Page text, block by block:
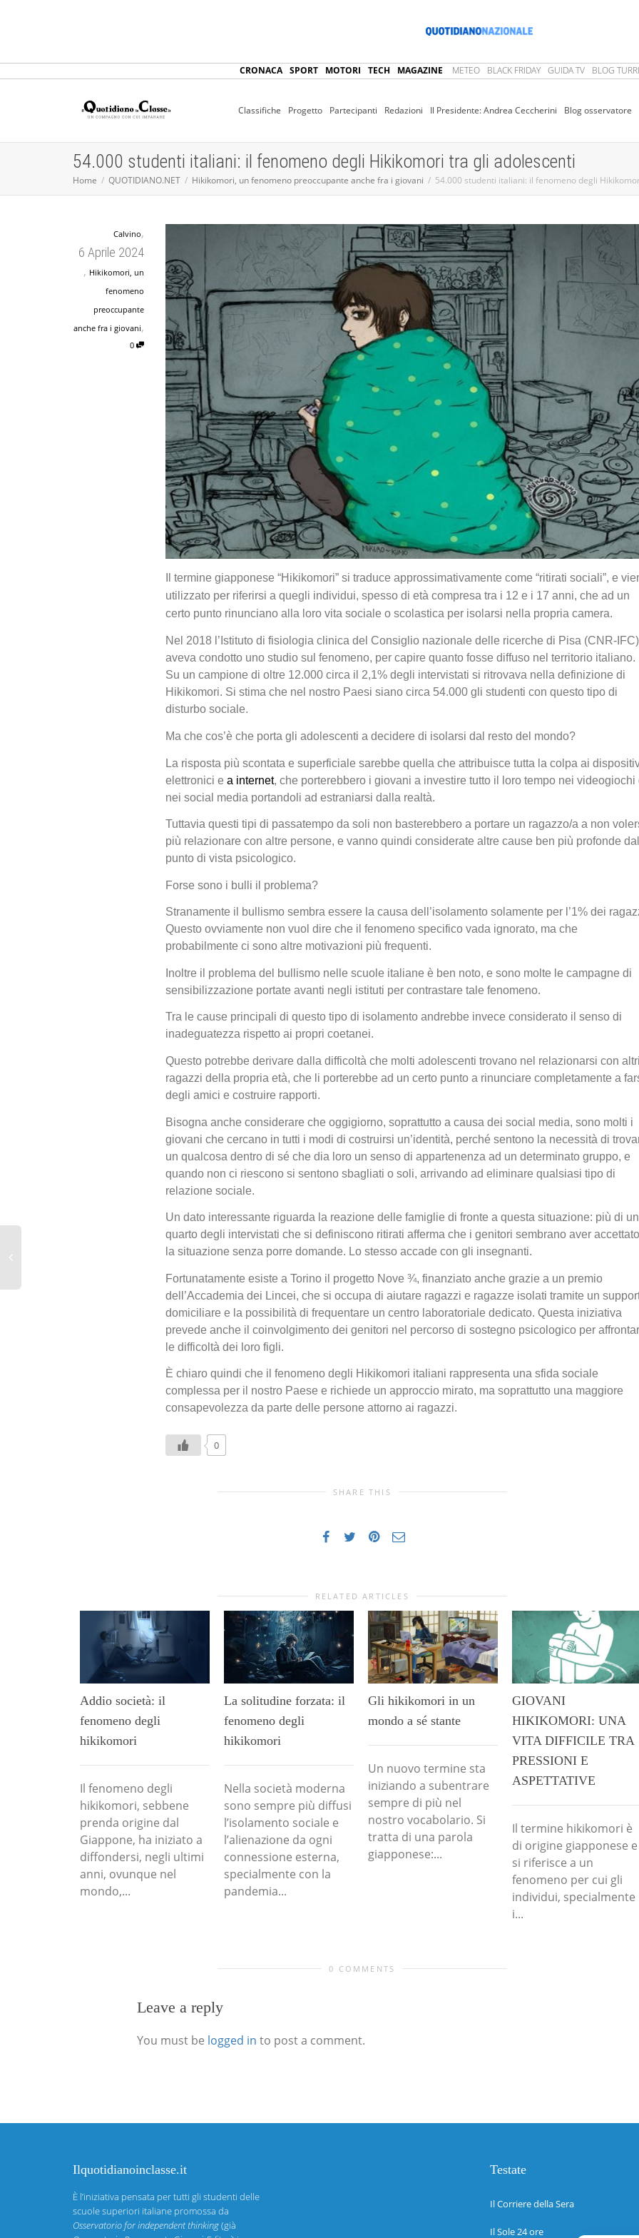
CRONACA SPORT MOTORI TECH MAGAZINE METEO BLACK FRIDAY GUIDA TV BLOG
Classifiche Progetto Partecipanti Redazioni Il Presidente: Andrea Ceccherini Blog osservatore
54.000 studenti italiani: il fenomeno degli Hikikomori tra gli adolescenti
Home QUOTIDIANO.NET Hikikomori, un fenomeno preoccupante anche fra i giovani 54.000 studenti italiani: il fenomeno degli
Calvino,
6 Aprile 2024
, Hikikomori, un
fenomeno
preoccupante
anche fra i giovani,
0
Il termine giapponese “Hikikomori” si traduce approssimativamente come “ritirati sociali”, e
utilizzato per riferirsi a quegli individui, spesso di età compresa tra i 12 e i 17 anni, che ad un
certo punto rinunciano alla loro vita sociale o scolastica per isolarsi nella propria camera.
Nel 2018 l’Istituto di fisiologia clinica del Consiglio nazionale delle ricerche di Pisa (CNR-IFC)
aveva condotto uno studio sul fenomeno, per capire quanto fosse diffuso nel territorio italiano.
Su un campione di oltre 12.000 circa il 2,1% degli intervistati si ritrovava nella definizione di
Hikikomori. Si stima che nel nostro Paesi siano circa 54.000 gli studenti con questo tipo di
disturbo sociale.
Ma che cos’è che porta gli adolescenti a decidere di isolarsi dal resto del mondo?
La risposta più scontata e superficiale sarebbe quella che attribuisce tutta la colpa ai
elettronici e a internet, che porterebbero i giovani a investire tutto il loro tempo nei videogiochi
nei social media portandoli ad estraniarsi dalla realtà.
Tuttavia questi tipi di passatempo da soli non basterebbero a portare un ragazzo/a a non
più relazionare con altre persone, e vanno quindi considerate altre cause ben più profonde dal
punto di vista psicologico.
Forse sono i bulli il problema?
Stranamente il bullismo sembra essere la causa dell’isolamento solamente per l’1% dei
Questo ovviamente non vuol dire che il fenomeno specifico vada ignorato, ma che
probabilmente ci sono altre motivazioni più frequenti.
Inoltre il problema del bullismo nelle scuole italiane è ben noto, e sono molte le campagne di
sensibilizzazione portate avanti negli istituti per contrastare tale fenomeno.
Tra le cause principali di questo tipo di isolamento andrebbe invece considerato il senso di
inadeguatezza rispetto ai propri coetanei.
Questo potrebbe derivare dalla difficoltà che molti adolescenti trovano nel relazionarsi con altri
ragazzi della propria età, che li porterebbe ad un certo punto a rinunciare completamente a
degli amici e costruire rapporti.
Bisogna anche considerare che oggigiorno, soprattutto a causa dei social media, sono molti i
giovani che cercano in tutti i modi di costruirsi un’identità, perché sentono la necessità di
un qualcosa dentro di sé che dia loro un senso di appartenenza ad un determinato gruppo, e
quando non ci riescono si sentono sbagliati o soli, arrivando ad eliminare qualsiasi tipo di
relazione sociale.
Un dato interessante riguarda la reazione delle famiglie di fronte a questa situazione: più di un
quarto degli intervistati che si definiscono ritirati afferma che i genitori sembrano aver accettato
la situazione senza porre domande. Lo stesso accade con gli insegnanti.
Fortunatamente esiste a Torino il progetto Nove ¾, finanziato anche grazie a un premio
dell’Accademia dei Lincei, che si occupa di aiutare ragazzi e ragazze isolati tramite un
domiciliare e la possibilità di frequentare un centro laboratoriale dedicato. Questa iniziativa
prevede anche il coinvolgimento dei genitori nel percorso di sostegno psicologico per
le difficoltà dei loro figli.
È chiaro quindi che il fenomeno degli Hikikomori italiani rappresenta una sfida sociale
complessa per il nostro Paese e richiede un approccio mirato, ma soprattutto una maggiore
consapevolezza da parte delle persone attorno ai ragazzi.
0
SHARE THIS
RELATED ARTICLES
Addio società: il
fenomeno degli
hikikomori
Il fenomeno degli
hikikomori, sebbene
prenda origine dal
Giappone, ha iniziato a
diffondersi, negli ultimi
anni, ovunque nel
mondo,...
La solitudine forzata: il
fenomeno degli
hikikomori
Nella società moderna
sono sempre più diffusi
l’isolamento sociale e
l’alienazione da ogni
connessione esterna,
specialmente con la
pandemia...
Gli hikikomori in un
mondo a sé stante
Un nuovo termine sta
iniziando a subentrare
sempre di più nel
nostro vocabolario. Si
tratta di una parola
giapponese:...
GIOVANI
HIKIKOMORI: UNA
VITA DIFFICILE TRA
PRESSIONI E
ASPETTATIVE
Il termine hikikomori è
di origine giapponese e
si riferisce a un
fenomeno per cui gli
individui, specialmente
i...
0 COMMENTS
Leave a reply
You must be logged in to post a comment.
Ilquotidianoinclasse.it
È l’iniziativa pensata per tutti gli studenti delle
scuole superiori italiane promossa da
Osservatorio for independent thinking(già
Testate
Il Corriere della Sera
Il Sole 24 ore